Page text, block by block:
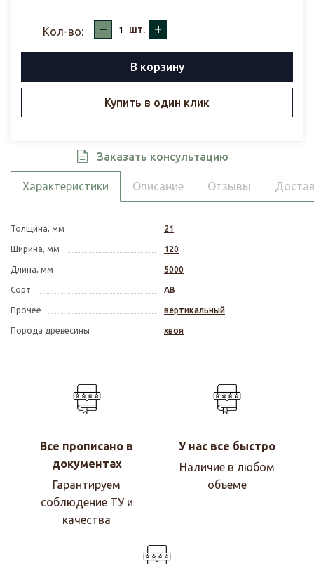
Кол-во: – шт. +
В корзину
Купить в один клик
Заказать консультацию
Характеристики Описание Отзывы
Толщина, мм 21
Ширина, мм 120
Длина, мм 5000
Сорт АВ
Прочее вертикальный
Порода древесины хвоя
Все прописано в
документах
Гарантируем
соблюдение ТУ и
качества
У нас все быстро
Наличие в любом
объеме